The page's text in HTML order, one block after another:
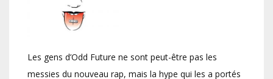
Les gens d’Odd Future ne sont peut-être pas les
messies du nouveau rap, mais la hype qui les a portés